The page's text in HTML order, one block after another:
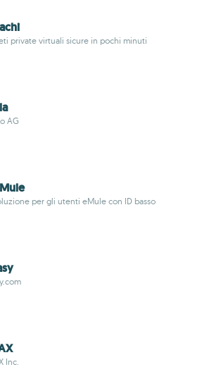
private virtuali sicure in pochi minuti
AG
per gli utenti eMule con ID basso
Inc.